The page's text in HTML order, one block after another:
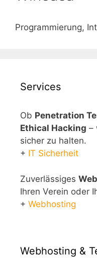
Programmierung,
Services
Ob Penetration
Ethical Hacking –
sicher zu halten.
+ IT Sicherheit
Zuverlässiges
Ihren Verein oder
+ Webhosting
Webhosting &